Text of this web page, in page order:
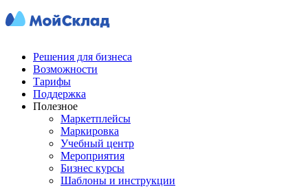
Решения для бизнеса
Возможности
Тарифы
Поддержка
Полезное
Маркетплейсы
Маркировка
Учебный центр
Мероприятия
Бизнес курсы
Шаблоны и инструкции